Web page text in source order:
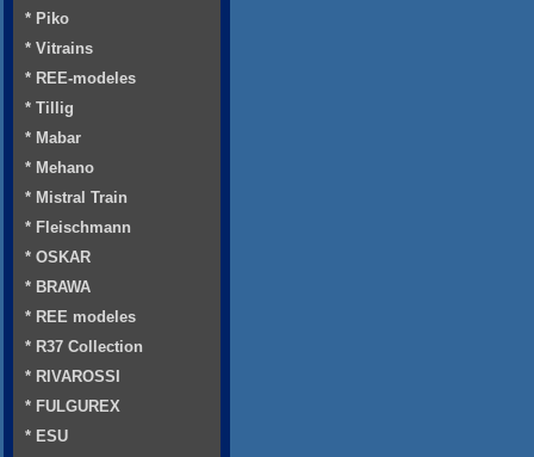
* Piko
* Vitrains
* REE-modeles
* Tillig
* Mabar
* Mehano
* Mistral Train
* Fleischmann
* OSKAR
* BRAWA
* REE modeles
* R37 Collection
* RIVAROSSI
* FULGUREX
* ESU